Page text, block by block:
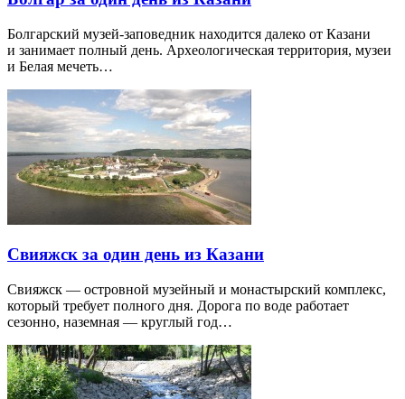
Болгарский музей-заповедник находится далеко от Казани
и занимает полный день. Археологическая территория, музеи
и Белая мечеть…
Свияжск за один день из Казани
Свияжск — островной музейный и монастырский комплекс,
который требует полного дня. Дорога по воде работает
сезонно, наземная — круглый год…